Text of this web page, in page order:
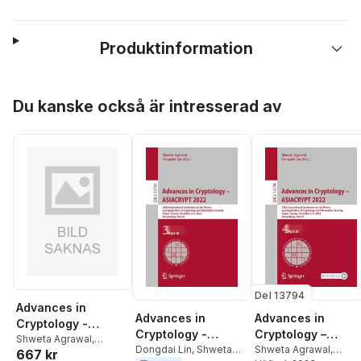
Produktinformation
Du kanske också är intresserad av
Advances in
Cryptology -
ASIACRYPT 2022 :
28th International
Shweta Agrawal,
Dongdai Lin
667 kr
Advances in
Cryptology -
ASIACRYPT 2022
Dongdai Lin, Shweta
Del 13794
Advances in
Cryptology –
ASIACRYPT 2022
Shweta Agrawal,